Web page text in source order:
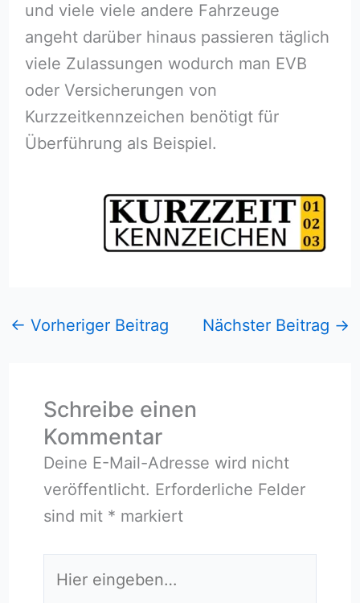
und viele viele andere Fahrzeuge
angeht darüber hinaus passieren täglich
viele Zulassungen wodurch man EVB
oder Versicherungen von
Kurzzeitkennzeichen benötigt für
Überführung als Beispiel.
← Vorheriger Beitrag Nächster Beitrag →
Schreibe einen
Kommentar
Deine E-Mail-Adresse wird nicht
veröffentlicht. Erforderliche Felder
sind mit * markiert
eingeben…